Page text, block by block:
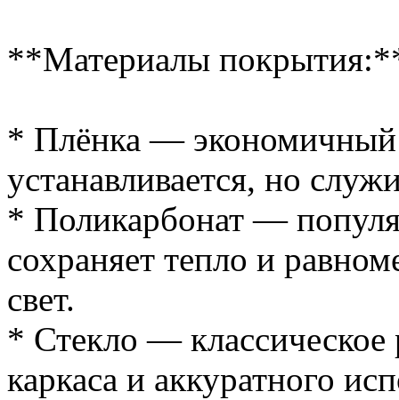
**Материалы
* Плёнка — экономичный
устанавливается, но
* Поликарбонат —
сохраняет тепло и
свет.
* Стекло — классическое
каркаса и аккуратного